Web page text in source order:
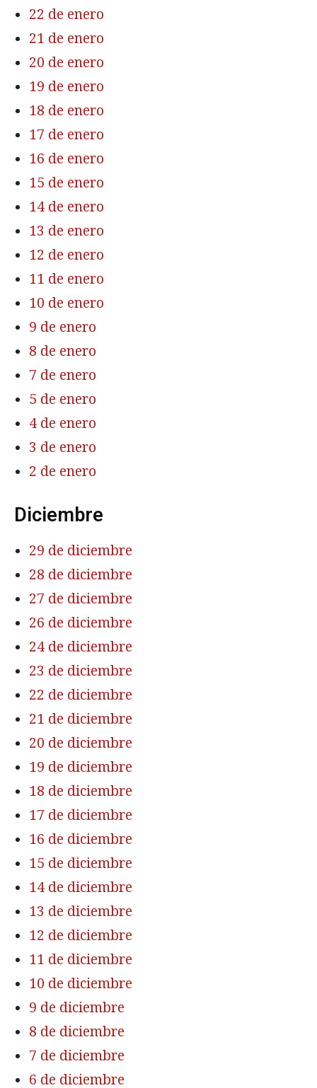
22 de enero
21 de enero
20 de enero
19 de enero
18 de enero
17 de enero
16 de enero
15 de enero
14 de enero
13 de enero
12 de enero
11 de enero
10 de enero
9 de enero
8 de enero
7 de enero
5 de enero
4 de enero
3 de enero
2 de enero
Diciembre
29 de diciembre
28 de diciembre
27 de diciembre
26 de diciembre
24 de diciembre
23 de diciembre
22 de diciembre
21 de diciembre
20 de diciembre
19 de diciembre
18 de diciembre
17 de diciembre
16 de diciembre
15 de diciembre
14 de diciembre
13 de diciembre
12 de diciembre
11 de diciembre
10 de diciembre
9 de diciembre
8 de diciembre
7 de diciembre
6 de diciembre